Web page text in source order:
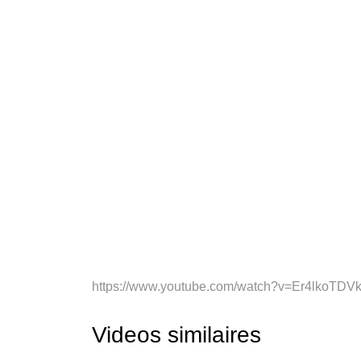
https://www.youtube.com/
Videos similaires